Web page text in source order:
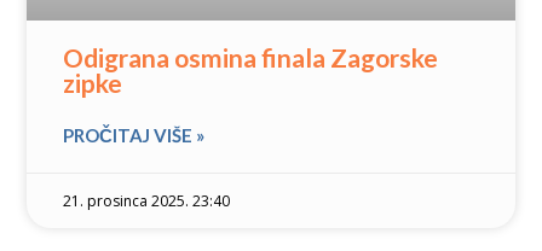
Odigrana osmina finala Zagorske
zipke
PROČITAJ VIŠE »
21. prosinca 2025. 23:40